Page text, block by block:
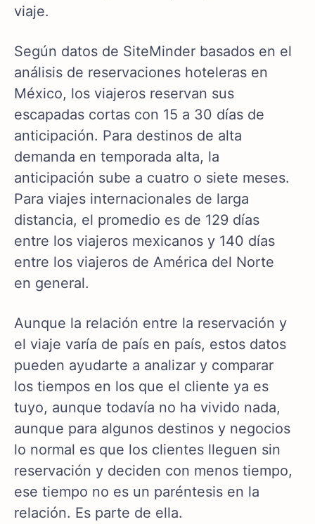
viaje.
Según datos de SiteMinder basados en el
análisis de reservaciones hoteleras en
México, los viajeros reservan sus
escapadas cortas con 15 a 30 días de
anticipación. Para destinos de alta
demanda en temporada alta, la
anticipación sube a cuatro o siete meses.
Para viajes internacionales de larga
distancia, el promedio es de 129 días
entre los viajeros mexicanos y 140 días
entre los viajeros de América del Norte
en general.
Aunque la relación entre la reservación y
el viaje varía de país en país, estos datos
pueden ayudarte a analizar y comparar
los tiempos en los que el cliente ya es
tuyo, aunque todavía no ha vivido nada,
aunque para algunos destinos y negocios
lo normal es que los clientes lleguen sin
reservación y deciden con menos tiempo,
ese tiempo no es un paréntesis en la
relación. Es parte de ella.